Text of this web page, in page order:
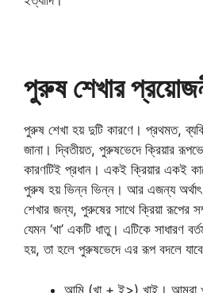
পুরুষ শেখার
পুরুষ শেখা হয় দুটি কারণে। প্রথমত,
জানা। দ্বিতীয়ত, পুরুষভেদে ক্রিয়ার
কারণটিই প্রধান। একই ক্রিয়ার একই
পুরুষ হয় ভিন্ন ভিন্ন। আর এজন্য অর্থাৎ
শেখার জন্য, পুরুষের সাথে ক্রিয়া রূপের
যেমন ‘খা’ একটি ধাতু। এটিকে সাধারণ
হয়, তা হলে পুরুষভেদে এর রূপ বদলে
আমি (খা + ই>) খাই। আমরা